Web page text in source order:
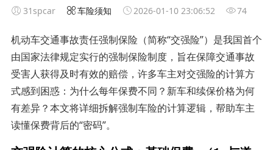
31spcar 车险须知 2026-01-10 23:06:52 74
机动车交通事故责任强制保险（简称“交强险”）是我国首个
由国家法律规定实行的强制保险制度，旨在保障交通事故
受害人获得及时有效的赔偿，许多车主对交强险的计算方
式感到困惑：为什么每年保费不同？新车和续保价格为何
有差异？本文将详细拆解强制车险的计算逻辑，帮助车主
读懂保费背后的“密码”。